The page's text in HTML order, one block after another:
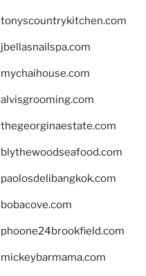
tonyscountrykitchen.com
jbellasnailspa.com
mychaihouse.com
alvisgrooming.com
thegeorginaestate.com
blythewoodseafood.com
paolosdelibangkok.com
bobacove.com
phoone24brookfield.com
mickeybarmama.com